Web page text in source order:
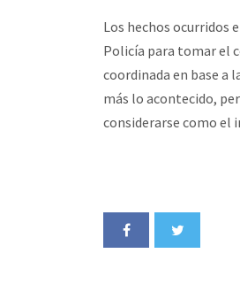
Los hechos ocurridos
Policía para tomar el
coordinada en base a
más lo acontecido,
considerarse como el